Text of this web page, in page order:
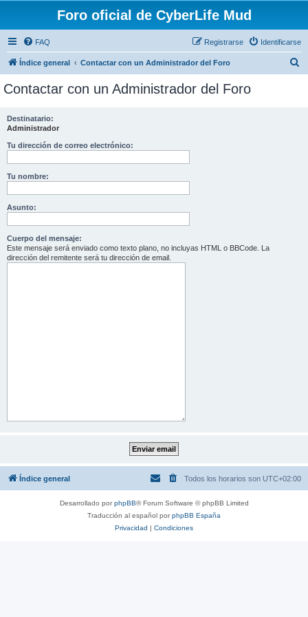
Foro oficial de CyberLife Mud
FAQ Identificarse
Registrarse
Índice general Contactar con un Administrador del Foro
Contactar con un Administrador del Foro
Destinatario:
Administrador
Tu dirección de correo electrónico:
Tu nombre:
Asunto:
Cuerpo del mensaje:
Este mensaje será enviado como texto plano, no incluyas HTML o BBCode. La
dirección del remitente será tu dirección de email.
Índice general Todos los horarios son UTC+02:00
Desarrollado porphpBB® Forum Software © phpBB Limited
Traducción al español porphpBB España
Privacidad | Condiciones